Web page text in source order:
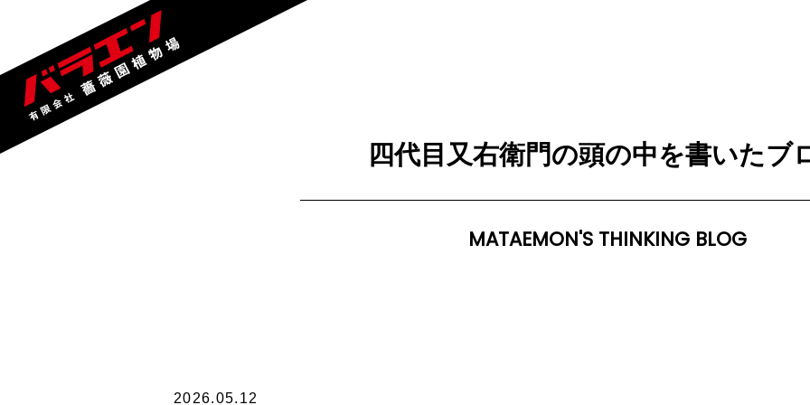
四代目又右衛門の頭の中を書いたブ
MATAEMON'S THINKING BLOG
2026.05.12